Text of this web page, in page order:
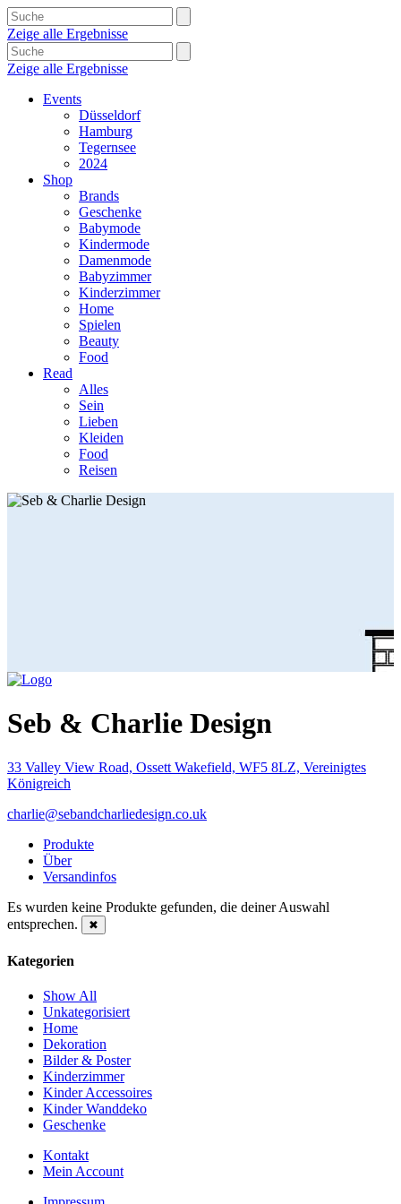
Zeige alle Ergebnisse
Zeige alle Ergebnisse
Events
Düsseldorf
Hamburg
Tegernsee
2024
Shop
Brands
Geschenke
Babymode
Kindermode
Damenmode
Babyzimmer
Kinderzimmer
Home
Spielen
Beauty
Food
Read
Alles
Sein
Lieben
Kleiden
Food
Reisen
Seb & Charlie Design
33 Valley View Road, Ossett Wakefield, WF5 8LZ, Vereinigtes
Königreich
charlie@sebandcharliedesign.co.uk
Produkte
Über
Versandinfos
Es wurden keine Produkte gefunden, die deiner Auswahl
entsprechen.
✖
Kategorien
Show All
Unkategorisiert
Home
Dekoration
Bilder & Poster
Kinderzimmer
Kinder Accessoires
Kinder Wanddeko
Geschenke
Kontakt
Mein Account